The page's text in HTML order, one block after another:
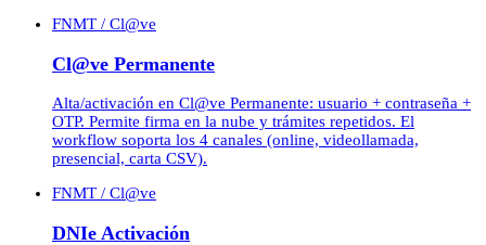
FNMT / Cl@ve
Cl@ve Permanente
Alta/activación en Cl@ve Permanente: usuario + contraseña +
OTP. Permite firma en la nube y trámites repetidos. El
workflow soporta los 4 canales (online, videollamada,
presencial, carta CSV).
FNMT / Cl@ve
DNIe Activación